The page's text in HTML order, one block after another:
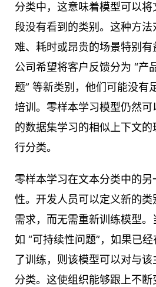
分类中，这意味着模型可以
段没有看到的类别。这种方法
难、耗时或昂贵的场景特别
公司希望将客户反馈分为 “产
题” 等新类别，他们可能没有
培训。零样本学习模型仍然
的数据集学习的相似上下文
行分类。
零样本学习在文本分类中的
性。开发人员可以定义新的
需求，而无需重新训练模型。
如 “可持续性问题”，如果已
了训练，则该模型可以对与
分类。这使组织能够跟上不